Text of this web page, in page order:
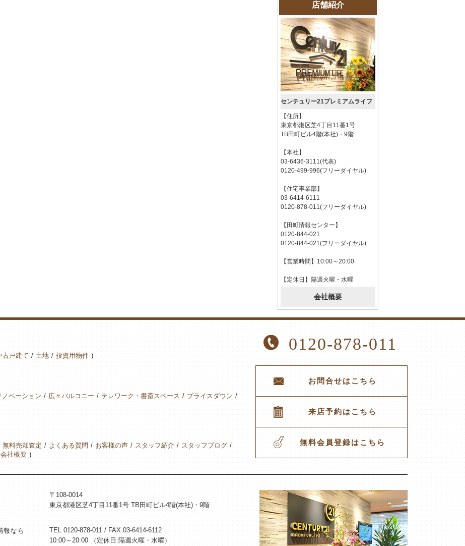
店舗紹介
センチュリー21プレミアムライフ
【住所】
東京都港区芝4丁目11番1号
TB田町ビル4階(本社)・9階
【本社】
03-6436-3111(代表)
0120-499-996(フリーダイヤル)
【住宅事業部】
03-6414-6111
0120-878-011(フリーダイヤル)
【田町情報センター】
0120-844-021
0120-844-021(フリーダイヤル)
【営業時間】10:00～20:00
【定休日】隔週火曜・水曜
会社概要
古戸建て 土地 投資用物件
ノベーション 広々バルコニー テレワーク・書斎スペース
プライスダウン
無料売却査定 よくある質問 お客様の声 スタッフ紹介
スタッフブログ
会社概要
0120-878-011
お問合せはこちら
来店予約はこちら
無料会員登録はこちら
報なら
〒108-0014
東京都港区芝4丁目11番1号 TB田町ビル4階(本社)・9階
TEL 0120-878-011 / FAX 03-6414-6112
10:00～20:00 （定休日:隔週火曜・水曜）